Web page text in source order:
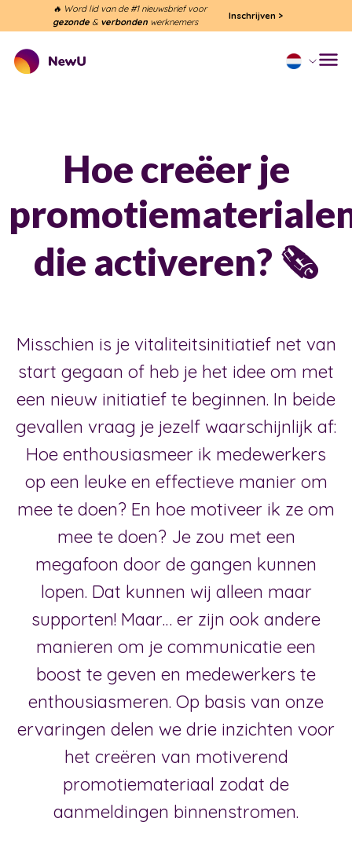
🔥 Word lid van de #1 nieuwsbrief voor
gezonde & verbonden werknemers
Inschrijven >
Hoe creëer je
die activeren? 🗞️
Misschien is je vitaliteitsinitiatief net van
start gegaan of heb je het idee om met
een nieuw initiatief te beginnen. In beide
gevallen vraag je jezelf waarschijnlijk af:
Hoe enthousiasmeer ik medewerkers
op een leuke en effectieve manier om
mee te doen? En hoe motiveer ik ze om
mee te doen? Je zou met een
megafoon door de gangen kunnen
lopen. Dat kunnen wij alleen maar
supporten! Maar… er zijn ook andere
manieren om je communicatie een
boost te geven en medewerkers te
enthousiasmeren. Op basis van onze
ervaringen delen we drie inzichten voor
het creëren van motiverend
promotiemateriaal zodat de
aanmeldingen binnenstromen.